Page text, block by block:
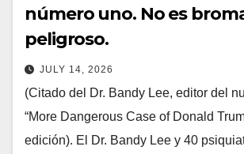
número uno. No es
peligroso.
JULY 14, 2026
(Citado del Dr. Bandy Lee, editor del
“More Dangerous Case of Donald
edición). El Dr. Bandy Lee y 40